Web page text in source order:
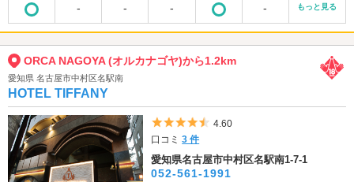
-
-
-
-
もっと見る
ORCA NAGOYA (オルカナゴヤ)から1.2km
愛知県 名古屋市中村区名駅南
HOTEL TIFFANY
5つ星のうち4.5
4.60
口コミ3 件
愛知県名古屋市中村区名駅南1-7-1
052-561-1991